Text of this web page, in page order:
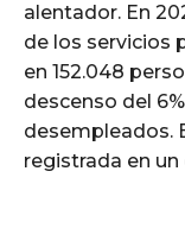
alentador. En
de los servicios
en 152.048
descenso del
desempleados.
registrada en